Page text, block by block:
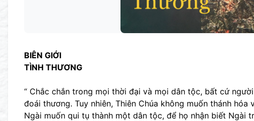
BIÊN GIỚI
TÌNH THƯƠNG
“ Chắc chắn trong mọi thời đại và mọi dân tộc, bất cứ
đoái thương. Tuy nhiên, Thiên Chúa không muốn thánh
Ngài muốn qui tụ thành một dân tộc, để họ nhận biết Ngài